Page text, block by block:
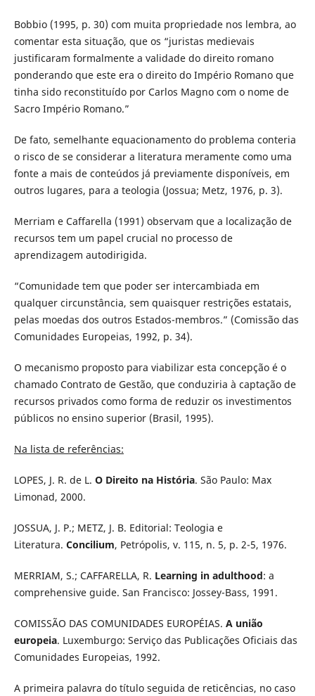
Bobbio (1995, p. 30) com muita propriedade nos lembra, ao
comentar esta situação, que os “juristas medievais
justificaram formalmente a validade do direito romano
ponderando que este era o direito do Império Romano que
tinha sido reconstituído por Carlos Magno com o nome de
Sacro Império Romano.”
De fato, semelhante equacionamento do problema conteria
o risco de se considerar a literatura meramente como uma
fonte a mais de conteúdos já previamente disponíveis, em
outros lugares, para a teologia (Jossua; Metz, 1976, p. 3).
Merriam e Caffarella (1991) observam que a localização de
recursos tem um papel crucial no processo de
aprendizagem autodirigida.
“Comunidade tem que poder ser intercambiada em
qualquer circunstância, sem quaisquer restrições estatais,
pelas moedas dos outros Estados-membros.” (Comissão das
Comunidades Europeias, 1992, p. 34).
O mecanismo proposto para viabilizar esta concepção é o
chamado Contrato de Gestão, que conduziria à captação de
recursos privados como forma de reduzir os investimentos
públicos no ensino superior (Brasil, 1995).
Na lista de referências:
LOPES, J. R. de L. O Direito na História. São Paulo: Max
Limonad, 2000.
JOSSUA, J. P.; METZ, J. B. Editorial: Teologia e
Literatura. Concilium, Petrópolis, v. 115, n. 5, p. 2-5, 1976.
MERRIAM, S.; CAFFARELLA, R. Learning in adulthood: a
comprehensive guide. San Francisco: Jossey-Bass, 1991.
COMISSÃO DAS COMUNIDADES EUROPÉIAS. A união
europeia. Luxemburgo: Serviço das Publicações Oficiais das
Comunidades Europeias, 1992.
A primeira palavra do título seguida de reticências, no caso